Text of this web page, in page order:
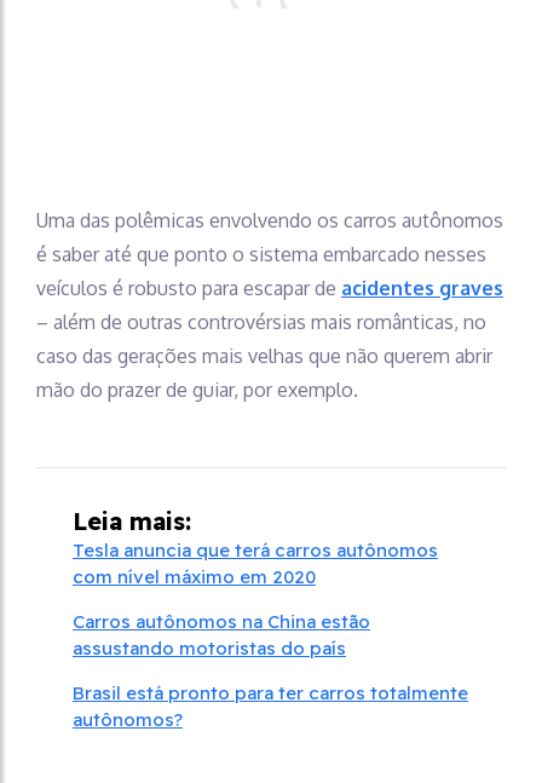
Uma das polêmicas envolvendo os carros autônomos
é saber até que ponto o sistema embarcado nesses
veículos é robusto para escapar de acidentes graves
– além de outras controvérsias mais românticas, no
caso das gerações mais velhas que não querem abrir
mão do prazer de guiar, por exemplo.
Leia mais:
Tesla anuncia que terá carros autônomos
com nível máximo em 2020
Carros autônomos na China estão
assustando motoristas do país
Brasil está pronto para ter carros totalmente
autônomos?